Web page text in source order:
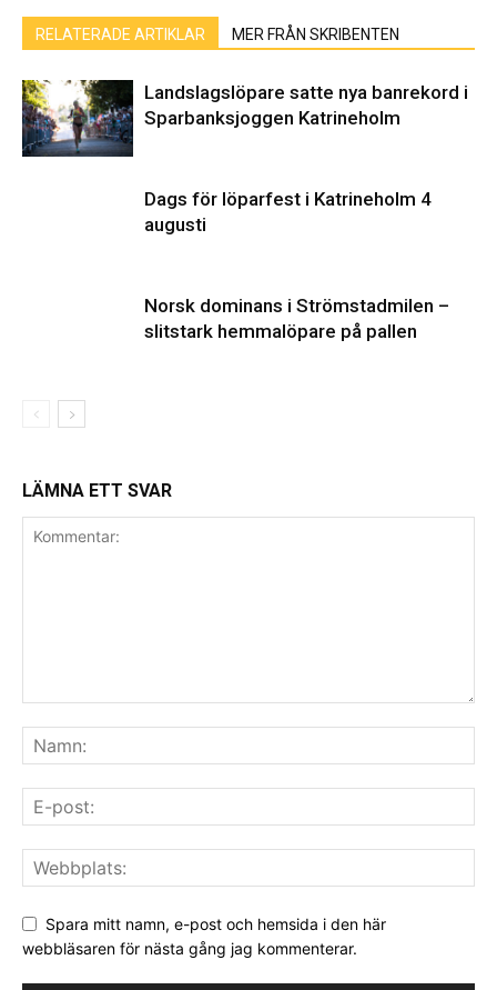
RELATERADE ARTIKLAR MER FRÅN SKRIBENTEN
Landslagslöpare satte nya banrekord i
Sparbanksjoggen Katrineholm
Dags för löparfest i Katrineholm 4
augusti
Norsk dominans i Strömstadmilen –
slitstark hemmalöpare på pallen
LÄMNA ETT SVAR
Spara mitt namn, e-post och hemsida i den här
webbläsaren för nästa gång jag kommenterar.